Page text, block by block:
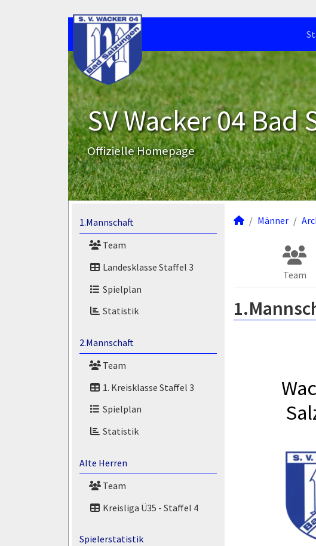
SV Wacker 04 Bad
Offizielle Homepage
1.Mannschaft
Team
Landesklasse Staffel 3
Spielplan
Statistik
2.Mannschaft
Team
1. Kreisklasse Staffel 3
Spielplan
Statistik
Alte Herren
Team
Kreisliga Ü35 - Staffel 4
Spielerstatistik
Männer
Team